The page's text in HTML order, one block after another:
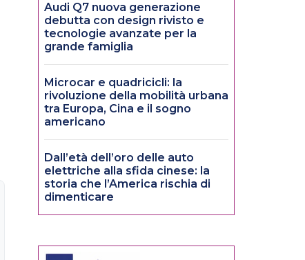
Audi Q7 nuova generazione
debutta con design rivisto e
tecnologie avanzate per la
grande famiglia
Microcar e quadricicli: la
rivoluzione della mobilità urbana
tra Europa, Cina e il sogno
americano
Dall’età dell’oro delle auto
elettriche alla sfida cinese: la
storia che l’America rischia di
dimenticare